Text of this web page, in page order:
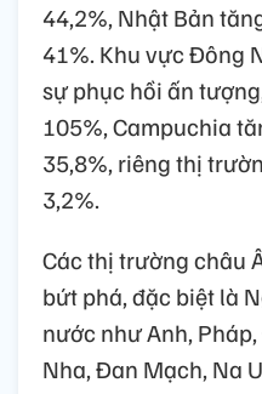
44,2%, Nhật Bản
41%. Khu vực Đông
sự phục hồi ấn
105%, Campuchia
35,8%, riêng thị
3,2%.
Các thị trường châu
bứt phá, đặc biệt là
nước như Anh,
Nha, Đan Mạch, Na